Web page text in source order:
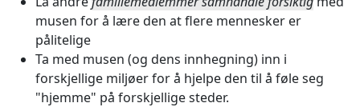
musen for å lære den at flere mennesker er
pålitelige
Ta med musen (og dens innhegning) inn i
forskjellige miljøer for å hjelpe den til å føle seg
"hjemme" på forskjellige steder.